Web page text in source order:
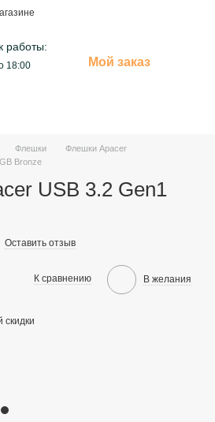
работы:
18:00 Мой заказ
Флешки
Флешки Apacer
Bronze
USB 3.2 Gen1
Оставить отзыв
К сравнению В желания
скидки